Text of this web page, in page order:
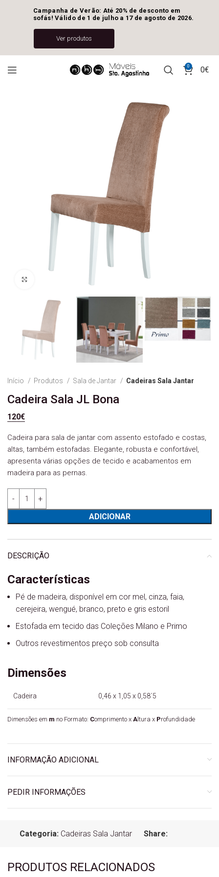
0 0€
Início Produtos Sala de Jantar Cadeiras Sala Jantar
Cadeira Sala JL Bona
120€
Cadeira para sala de jantar com assento estofado e costas,
altas, também estofadas. Elegante, robusta e confortável,
apresenta várias opções de tecido e acabamentos em
madeira para as pernas.
Quantidade de Cadeira Sala JL Bona
ADICIONAR
DESCRIÇÃO
Características
Pé de madeira, disponível em cor mel, cinza, faia,
cerejeira, wengué, branco, preto e gris estoril
Estofada em tecido das Coleções Milano e Primo
Outros revestimentos preço sob consulta
Dimensões
Cadeira 0,46 x 1,05 x 0,58´5
Dimensões em m no Formato: Comprimento x Altura x Profundidade
INFORMAÇÃO ADICIONAL
PEDIR INFORMAÇÕES
Categoria: Cadeiras Sala Jantar Share:
PRODUTOS RELACIONADOS
Campanha de Verão: Até 20% de desconto em
sofás! Válido de 1 de julho a 17 de agosto de 2026.
Ver produtos